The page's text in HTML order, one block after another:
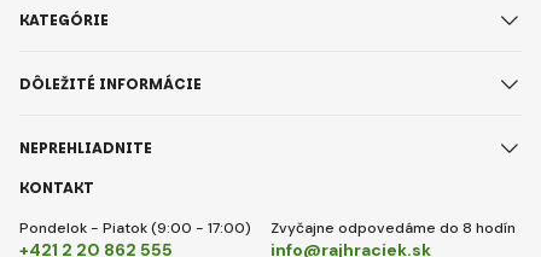
KONTAKT
Pondelok - Piatok (9:00 - 17:00)
+421 2 20 862 555
Zvyčajne odpovedáme do 8 hodín
info@rajhraciek.sk
KATEGÓRIE
DÔLEŽITÉ INFORMÁCIE
NEPREHLIADNITE